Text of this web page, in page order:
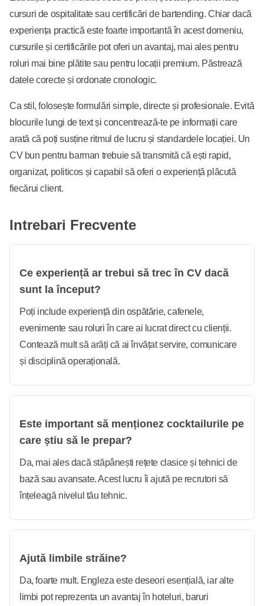
cursuri de ospitalitate sau certificări de bartending. Chiar dacă
experiența practică este foarte importantă în acest domeniu,
cursurile și certificările pot oferi un avantaj, mai ales pentru
roluri mai bine plătite sau pentru locații premium. Păstrează
datele corecte și ordonate cronologic.
Ca stil, folosește formulări simple, directe și profesionale. Evită
blocurile lungi de text și concentrează-te pe informații care
arată că poți susține ritmul de lucru și standardele locației. Un
CV bun pentru barman trebuie să transmită că ești rapid,
organizat, politicos și capabil să oferi o experiență plăcută
fiecărui client.
Intrebari Frecvente
Ce experiență ar trebui să trec în CV dacă
sunt la început?
Poți include experiență din ospătărie, cafenele,
evenimente sau roluri în care ai lucrat direct cu clienții.
Contează mult să arăți că ai învățat servire, comunicare
și disciplină operațională.
Este important să menționez cocktailurile pe
care știu să le prepar?
Da, mai ales dacă stăpânești rețete clasice și tehnici de
bază sau avansate. Acest lucru îi ajută pe recrutori să
înțeleagă nivelul tău tehnic.
Ajută limbile străine?
Da, foarte mult. Engleza este deseori esențială, iar alte
limbi pot reprezenta un avantaj în hoteluri, baruri